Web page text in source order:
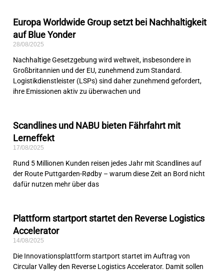
Europa Worldwide Group setzt bei Nachhaltigkeit
auf Blue Yonder
28/08/2025
Nachhaltige Gesetzgebung wird weltweit, insbesondere in
Großbritannien und der EU, zunehmend zum Standard.
Logistikdienstleister (LSPs) sind daher zunehmend gefordert,
ihre Emissionen aktiv zu überwachen und
Scandlines und NABU bieten Fährfahrt mit
Lerneffekt
17/08/2025
Rund 5 Millionen Kunden reisen jedes Jahr mit Scandlines auf
der Route Puttgarden-Rødby – warum diese Zeit an Bord nicht
dafür nutzen mehr über das
Plattform startport startet den Reverse Logistics
Accelerator
14/08/2025
Die Innovationsplattform startport startet im Auftrag von
Circular Valley den Reverse Logistics Accelerator. Damit sollen